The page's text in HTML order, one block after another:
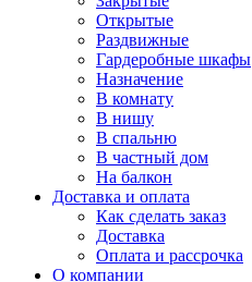
Открытые
Раздвижные
Гардеробные шкафы
Назначение
В комнату
В нишу
В спальню
В частный дом
На балкон
Доставка и оплата
Как сделать заказ
Доставка
Оплата и рассрочка
О компании